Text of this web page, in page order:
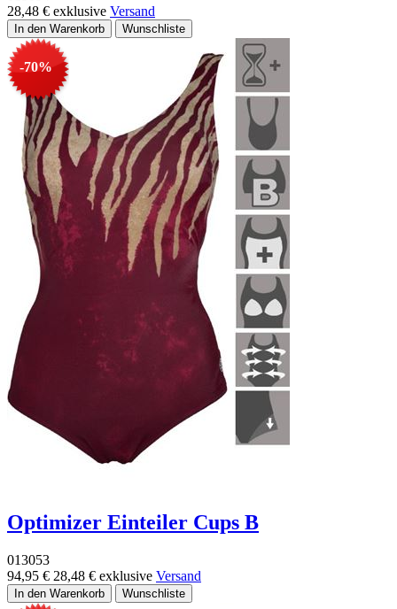
28,48 € exklusive Versand
-70%
Optimizer Einteiler Cups B
013053
94,95 € 28,48 € exklusive Versand